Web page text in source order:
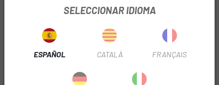
INFORMACIÓN DEL PRODUCTO
Características:
Modo: CARRETERA
SELECCIONAR IDIOMA
ESPAÑOL CATALÀ FRANÇAIS